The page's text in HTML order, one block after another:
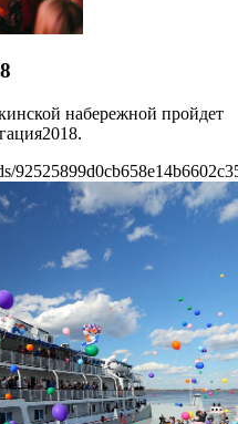
набережной пройдет